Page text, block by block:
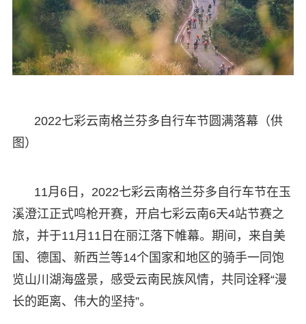
2022七彩云南格兰芬多自行车节圆满落幕（供
图）
11月6日，2022七彩云南格兰芬多自行车节在玉
溪澄江正式鸣枪开赛，开启七彩云南6天4站节赛之
旅，并于11月11日在丽江落下帷幕。期间，来自美
国、德国、新西兰等14个国家和地区的骑手一同饱
览山川湖海盛景，感受云南民族风情，共同诠释“漫
长的距离、伟大的坚持”。